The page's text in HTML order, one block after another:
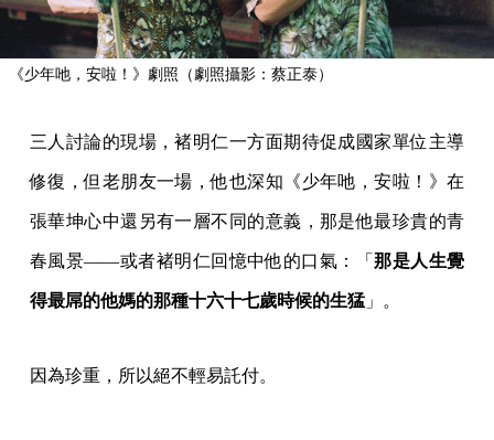
《少年吔，安啦！》劇照（劇照攝影：蔡正泰）
三人討論的現場，褚明仁一方面期待促成國家單位主導
修復，但老朋友一場，他也深知《少年吔，安啦！》在
張華坤心中還另有一層不同的意義，那是他最珍貴的青
春風景——或者褚明仁回憶中他的口氣：「那是人生覺
得最屌的他媽的那種十六十七歲時候的生猛 」。
因為珍重，所以絕不輕易託付。